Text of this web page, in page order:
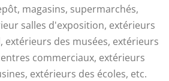
magasins, supermarchés,
salles d'exposition, extérieurs
extérieurs des musées, extérieurs
commerciaux, extérieurs
extérieurs des écoles, etc.